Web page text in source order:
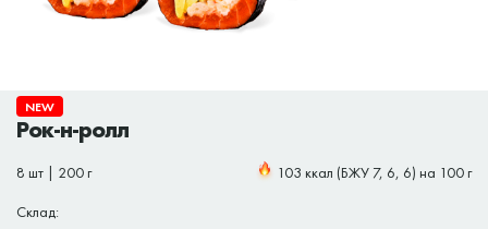
NEW
Рок-н-ролл
8 шт | 200 г 103 ккал (БЖУ 7, 6, 6) на 100 г
Склад: